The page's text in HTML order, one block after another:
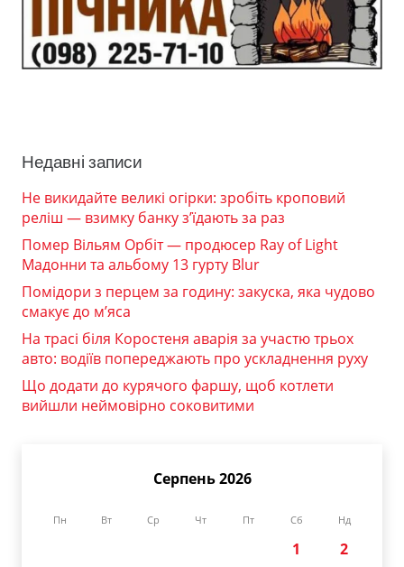
Недавні записи
Не викидайте великі огірки: зробіть кроповий
реліш — взимку банку з’їдають за раз
Помер Вільям Орбіт — продюсер Ray of Light
Мадонни та альбому 13 гурту Blur
Помідори з перцем за годину: закуска, яка чудово
смакує до м’яса
На трасі біля Коростеня аварія за участю трьох
авто: водіїв попереджають про ускладнення руху
Що додати до курячого фаршу, щоб котлети
вийшли неймовірно соковитими
Серпень 2026
Пн Вт Ср Чт Пт Сб Нд
1
2